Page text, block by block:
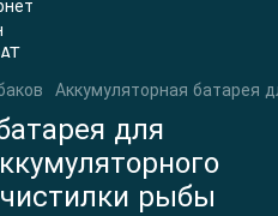
Аккумуляторная батарея
для
рыбы